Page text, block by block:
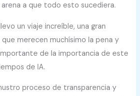
a que todo esto sucediera.
un viaje increíble, una gran
merecen muchísimo la pena y
de la importancia de este
de IA.
proceso de transparencia y